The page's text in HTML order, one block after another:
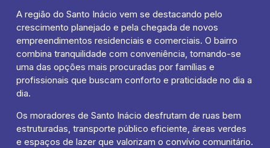
A região do Santo Inácio vem se destacando pelo
crescimento planejado e pela chegada de novos
empreendimentos residenciais e comerciais. O bairro
combina tranquilidade com conveniência, tornando-se
uma das opções mais procuradas por famílias e
profissionais que buscam conforto e praticidade no dia a
dia.
Os moradores de Santo Inácio desfrutam de ruas bem
estruturadas, transporte público eficiente, áreas verdes
e espaços de lazer que valorizam o convívio comunitário.